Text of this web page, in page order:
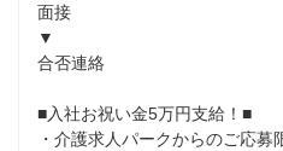
面接
▼
合否連絡
■入社お祝い金5万円支給！■
・介護求人パークからのご応募